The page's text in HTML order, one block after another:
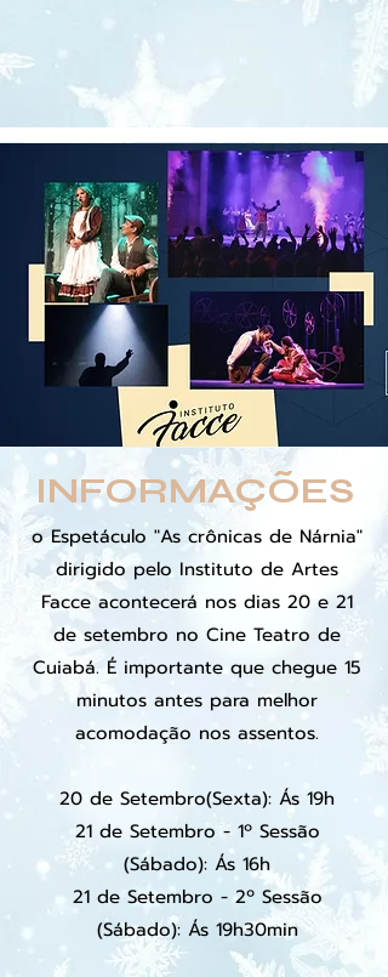
INFORMAÇÕES
o Espetáculo "As crônicas de Nárnia"
dirigido pelo Instituto de Artes
Facce acontecerá nos dias 20 e 21
de setembro no Cine Teatro de
Cuiabá. É importante que chegue 15
minutos antes para melhor
acomodação nos assentos.
20 de Setembro(Sexta): Ás 19h
21 de Setembro - 1º Sessão
(Sábado): Ás 16h
21 de Setembro - 2º Sessão
(Sábado): Ás 19h30min